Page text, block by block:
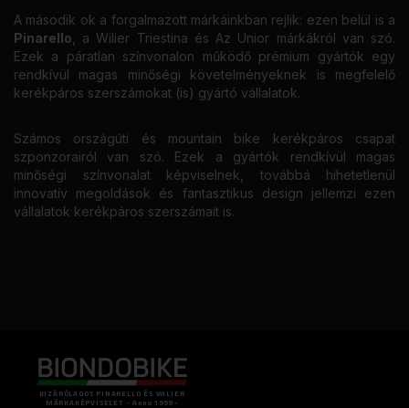
A második ok a forgalmazott márkáinkban rejlik: ezen belül is a
Pinarello , a Wilier Triestina és Az Unior márkákról van szó.
Ezek a páratlan színvonalon működő prémium gyártók egy
rendkívül magas minőségi követelményeknek is megfelelő
kerékpáros szerszámokat (is) gyártó vállalatok.
Számos országúti és mountain bike kerékpáros csapat
szponzorairól van szó. Ezek a gyártók rendkívül magas
minőségi színvonalat képviselnek, továbbá hihetetlenül
innovatív megoldások és fantasztikus design jellemzi ezen
vállalatok kerékpáros szerszámait is.
KIZÁRÓLAGOS PINARELLO ÉS WILIER
MÁRKAKÉPVISELET - Anno 1999 -